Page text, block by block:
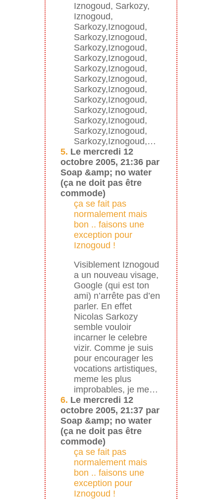
Iznogoud, Sarkozy,
Iznogoud,
Sarkozy,Iznogoud,
Sarkozy,Iznogoud,
Sarkozy,Iznogoud,
Sarkozy,Iznogoud,
Sarkozy,Iznogoud,
Sarkozy,Iznogoud,
Sarkozy,Iznogoud,
Sarkozy,Iznogoud,
Sarkozy,Iznogoud,
Sarkozy,Iznogoud,
Sarkozy,Iznogoud,
Sarkozy,Iznogoud,…
5. Le mercredi 12
octobre 2005, 21:36 par
Soap &amp; no water
(ça ne doit pas être
commode)
ça se fait pas
normalement mais
bon .. faisons une
exception pour
Iznogoud !
Visiblement Iznogoud
a un nouveau visage,
Google (qui est ton
ami) n’arrête pas d’en
parler. En effet
Nicolas Sarkozy
semble vouloir
incarner le celebre
vizir. Comme je suis
pour encourager les
vocations artistiques,
meme les plus
improbables, je me…
6. Le mercredi 12
octobre 2005, 21:37 par
Soap &amp; no water
(ça ne doit pas être
commode)
ça se fait pas
normalement mais
bon .. faisons une
exception pour
Iznogoud !